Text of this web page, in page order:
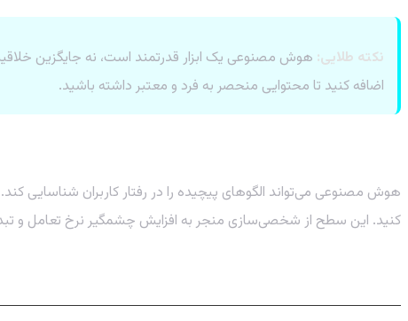
نکته طلایی: هوش مصنوعی یک ابزار قدرتمند است، نه جایگزین خلاقیت
اضافه کنید تا محتوایی منحصر به فرد و معتبر داشته باشید.
هوش مصنوعی می‌تواند الگوهای پیچیده را در رفتار کاربران شناسایی
کنید. این سطح از شخصی‌سازی منجر به افزایش چشمگیر نرخ تعامل و